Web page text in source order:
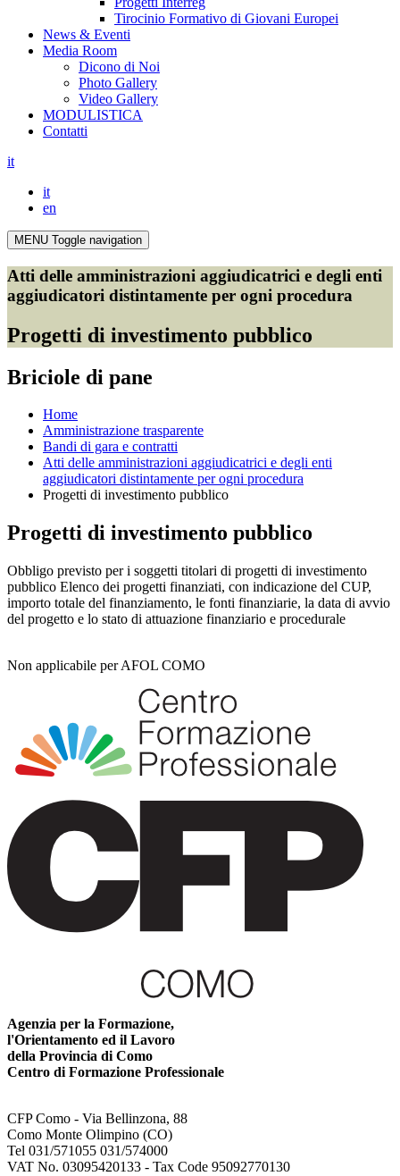
Tirocinio Formativo di Giovani Europei
News & Eventi
Media Room
Dicono di Noi
Photo Gallery
Video Gallery
MODULISTICA
Contatti
it
it
en
MENU Toggle navigation
Atti delle amministrazioni aggiudicatrici e degli enti
aggiudicatori distintamente per ogni procedura
Progetti di investimento pubblico
Briciole di pane
Home
Amministrazione trasparente
Bandi di gara e contratti
Atti delle amministrazioni aggiudicatrici e degli enti
aggiudicatori distintamente per ogni procedura
Progetti di investimento pubblico
Progetti di investimento pubblico
Obbligo previsto per i soggetti titolari di progetti di investimento
pubblico Elenco dei progetti finanziati, con indicazione del CUP,
importo totale del finanziamento, le fonti finanziarie, la data di avvio
del progetto e lo stato di attuazione finanziario e procedurale
Non applicabile per AFOL COMO
Agenzia per la Formazione,
l'Orientamento ed il Lavoro
della Provincia di Como
Centro di Formazione Professionale
CFP Como - Via Bellinzona, 88
Como Monte Olimpino (CO)
Tel 031/571055 031/574000
VAT No. 03095420133 - Tax Code 95092770130